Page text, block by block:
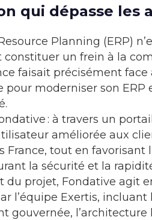
qui dépasse les
Planning (ERP)
un frein à la
faisait précisément face
moderniser son ERP
: à travers un
améliorée aux
France, tout en favorisant
la sécurité et la
du projet, Fondative agit
l’équipe Exertis, incluant
gouvernée, l’architecture